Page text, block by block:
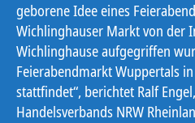
geborene Idee eines
Wichlinghauser Markt von der
Wichlinghause aufgegriffen
Feierabendmarkt Wuppertals
stattfindet“, berichtet Ralf
Handelsverbands NRW